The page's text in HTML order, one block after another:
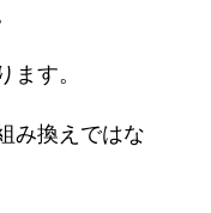
す。
み換えではな